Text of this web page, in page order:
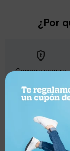
¿Por
encrypted
Compra segura
Descripción
CODIGO
VIE65227949